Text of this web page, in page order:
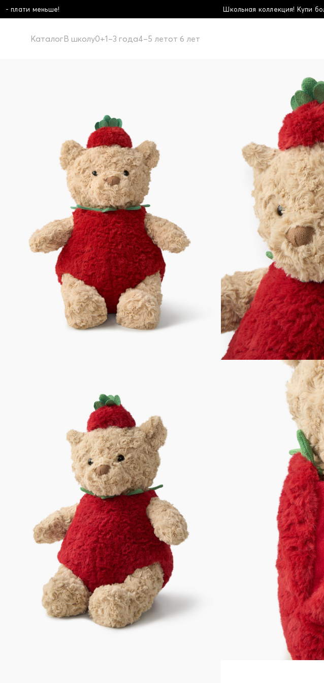
Школьная коллекция! Купи больше - плати меньше!
КаталогВ школу0+1–3 года4–5 летот 6 лет